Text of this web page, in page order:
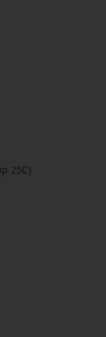
25C)